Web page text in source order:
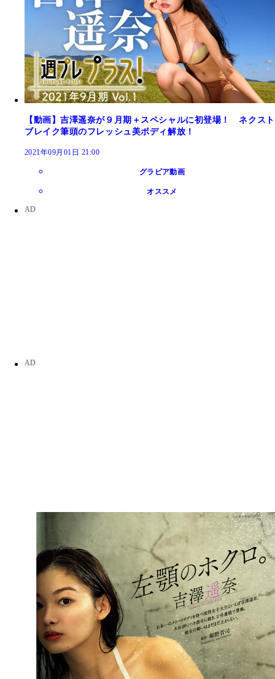
【動画】吉澤遥奈が９月期＋スペシャルに初登場！ ネクスト
ブレイク筆頭のフレッシュ美ボディ解放！
2021年09月01日 21:00
グラビア動画
オススメ